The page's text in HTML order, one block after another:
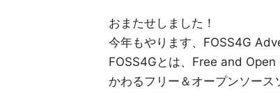
おまたせしました！
今年もやります、FOSS4G
FOSS4Gとは、Free and
かわるフリー＆オープンソー